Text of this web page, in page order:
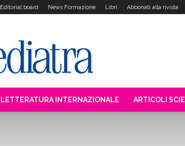
Editorial board News Formazione Libri Abbonati alla rivista
LETTERATURA INTERNAZIONALE ARTICOLI